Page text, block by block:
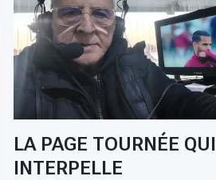
LA PAGE TOURNÉE QUI
INTERPELLE